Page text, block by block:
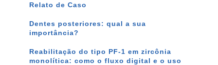
Relato de Caso
Dentes posteriores: qual a sua
importância?
Reabilitação do tipo PF-1 em zircônia
monolítica: como o fluxo digital e o uso